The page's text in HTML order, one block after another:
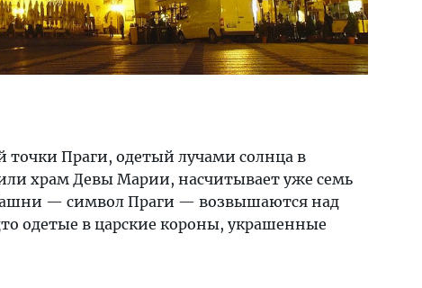
Праги, одетый лучами солнца в
храм Девы Марии, насчитывает уже семь
— символ Праги — возвышаются над
одетые в царские короны, украшенные